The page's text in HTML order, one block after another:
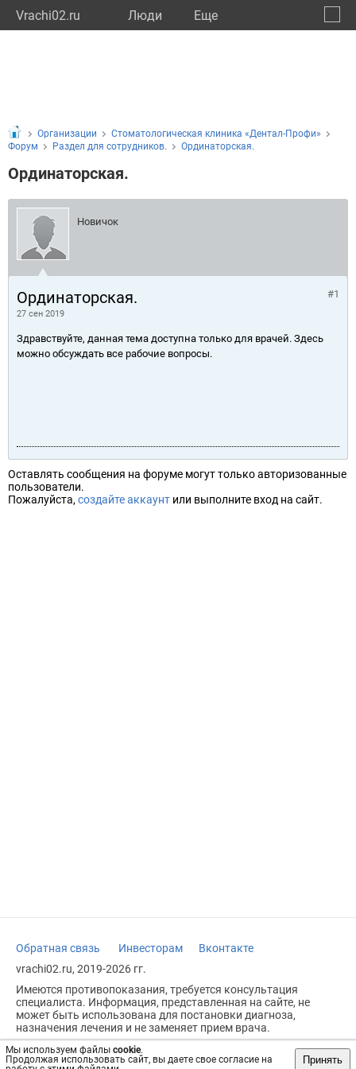
Vrachi02.ru Люди Eще
Мы используем файлы cookie.
Продолжая использовать сайт, вы даете свое согласие на
Принять
Организации
Стоматологическая клиника «Дентал-Профи»
Форум
Раздел для сотрудников. Ординаторская.
Ординаторская.
Новичок
Ординаторская.
27 сен 2019
#1
Здравствуйте, данная тема доступна только для врачей. Здесь
можно обсуждать все рабочие вопросы.
Оставлять сообщения на форуме могут только авторизованные
пользователи.
Пожалуйста, создайте аккаунт или выполните вход на сайт.
Обратная связь Инвесторам
Вконтакте
vrachi02.ru, 2019-2026 гг.
Имеются противопоказания, требуется консультация
специалиста. Информация, представленная на сайте, не
может быть использована для постановки диагноза,
назначения лечения и не заменяет прием врача.
Возрастное ограничение: 18+